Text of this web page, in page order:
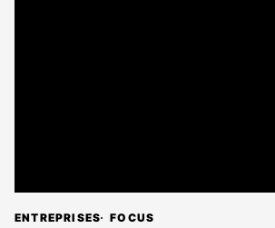
ENTREPRISES FOCUS